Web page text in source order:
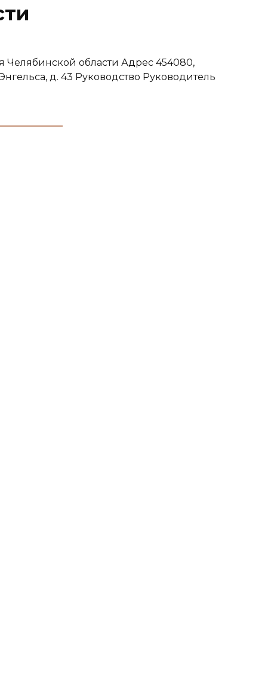
Челябинской области Адрес 454080,
д. 43 Руководство Руководитель